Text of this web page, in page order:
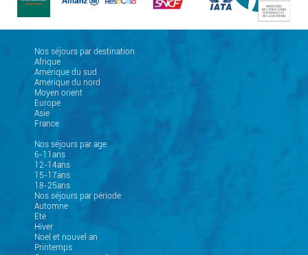
Nos séjours par destination
Afrique
Amérique du sud
Amérique du nord
Moyen orient
Europe
Asie
France
Nos séjours par age
6-11ans
12-14ans
15-17ans
18-25ans
Nos séjours par période
Automne
Eté
Hiver
Noel et nouvel an
Printemps